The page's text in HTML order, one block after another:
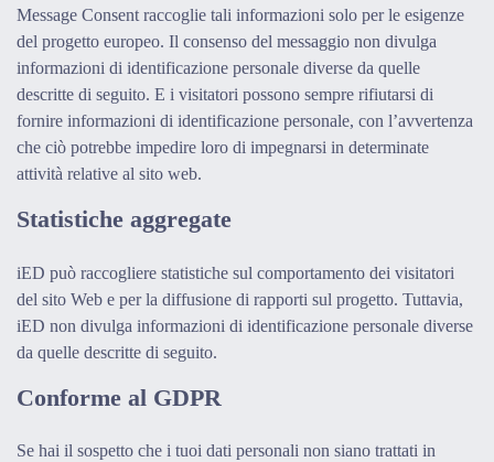
Message Consent raccoglie tali informazioni solo per le esigenze
del progetto europeo. Il consenso del messaggio non divulga
informazioni di identificazione personale diverse da quelle
descritte di seguito. E i visitatori possono sempre rifiutarsi di
fornire informazioni di identificazione personale, con l’avvertenza
che ciò potrebbe impedire loro di impegnarsi in determinate
attività relative al sito web.
Statistiche aggregate
iED può raccogliere statistiche sul comportamento dei visitatori
del sito Web e per la diffusione di rapporti sul progetto. Tuttavia,
iED non divulga informazioni di identificazione personale diverse
da quelle descritte di seguito.
Conforme al GDPR
Se hai il sospetto che i tuoi dati personali non siano trattati in